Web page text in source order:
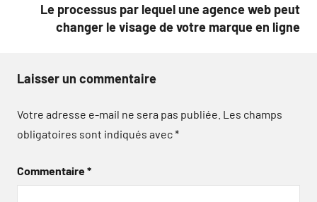
Le processus par lequel une agence web peut
changer le visage de votre marque en ligne
Laisser un commentaire
Votre adresse e-mail ne sera pas publiée. Les champs
obligatoires sont indiqués avec*
Commentaire*